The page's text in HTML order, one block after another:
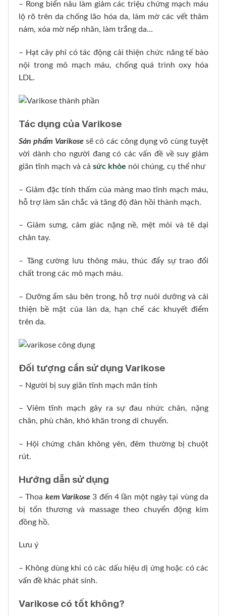
– Rong biển nâu làm giảm các triệu chứng mạch máu
lộ rõ trên da chống lão hóa da, làm mờ các vết thâm
nám, xóa mờ nếp nhăn, làm trắng da…
– Hạt cây phỉ có tác động cải thiện chức năng tế bào
nội trong mô mạch máu, chống quá trình oxy hóa
LDL.
Tác dụng của Varikose
Sản phẩm Varikosesẽ có các công dụng vô cùng tuyệt
vời dành cho người đang có các vấn đề về suy giảm
giãn tĩnh mạch và cả sức khỏe nói chúng, cụ thể như
– Giảm đặc tính thấm của màng mao tĩnh mạch máu,
hỗ trợ làm săn chắc và tăng độ đàn hồi thành mạch.
– Giảm sưng, cảm giác nặng nề, mệt mỏi và tê dại
chân tay.
– Tăng cường lưu thông máu, thúc đẩy sự trao đổi
chất trong các mô mạch máu.
– Dưỡng ẩm sâu bên trong, hỗ trợ nuôi dưỡng và cải
thiện bề mặt của làn da, hạn chế các khuyết điểm
trên da.
Đối tượng cần sử dụng Varikose
– Người bị suy giãn tĩnh mạch mãn tính
– Viêm tĩnh mạch gây ra sự đau nhức chân, nặng
chân, phù chân, khó khăn trong di chuyển.
– Hội chứng chân không yên, đêm thường bị chuột
rút.
Hướng dẫn sử dụng
– Thoa kem Varikose 3 đến 4 lần một ngày tại vùng da
bị tổn thương và massage theo chuyển động kim
đồng hồ.
Lưu ý
– Không dùng khi có các dấu hiệu dị ứng hoặc có các
vấn đề khác phát sinh.
Varikose có tốt không?